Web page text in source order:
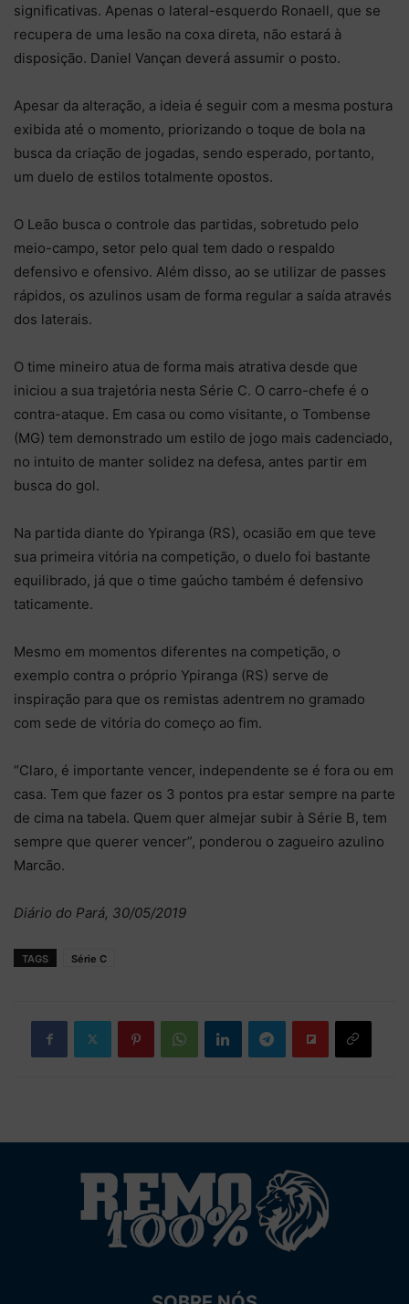
significativas. Apenas o lateral-esquerdo Ronaell, que se
recupera de uma lesão na coxa direta, não estará à
disposição. Daniel Vançan deverá assumir o posto.
Apesar da alteração, a ideia é seguir com a mesma postura
exibida até o momento, priorizando o toque de bola na
busca da criação de jogadas, sendo esperado, portanto,
um duelo de estilos totalmente opostos.
O Leão busca o controle das partidas, sobretudo pelo
meio-campo, setor pelo qual tem dado o respaldo
defensivo e ofensivo. Além disso, ao se utilizar de passes
rápidos, os azulinos usam de forma regular a saída através
dos laterais.
O time mineiro atua de forma mais atrativa desde que
iniciou a sua trajetória nesta Série C. O carro-chefe é o
contra-ataque. Em casa ou como visitante, o Tombense
(MG) tem demonstrado um estilo de jogo mais cadenciado,
no intuito de manter solidez na defesa, antes partir em
busca do gol.
Na partida diante do Ypiranga (RS), ocasião em que teve
sua primeira vitória na competição, o duelo foi bastante
equilibrado, já que o time gaúcho também é defensivo
taticamente.
Mesmo em momentos diferentes na competição, o
exemplo contra o próprio Ypiranga (RS) serve de
inspiração para que os remistas adentrem no gramado
com sede de vitória do começo ao fim.
“Claro, é importante vencer, independente se é fora ou em
casa. Tem que fazer os 3 pontos pra estar sempre na parte
de cima na tabela. Quem quer almejar subir à Série B, tem
sempre que querer vencer”, ponderou o zagueiro azulino
Marcão.
Diário do Pará, 30/05/2019
TAGS Série C